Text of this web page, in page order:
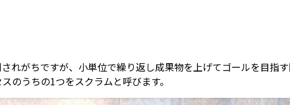
れがちですが、小単位で繰り返し成果物を上げてゴールを目指
のうちの1つをスクラムと呼びます。